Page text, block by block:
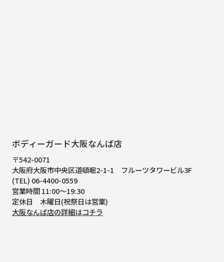
ボディーガード大阪なんば店
〒542-0071
大阪府大阪市中央区道頓堀2-1-1
フルーツタワービル3F
(TEL) 06-4400-0559
営業時間 11:00～19:30
定休日 木曜日(祝祭日は営業)
大阪なんば店の詳細はコチラ